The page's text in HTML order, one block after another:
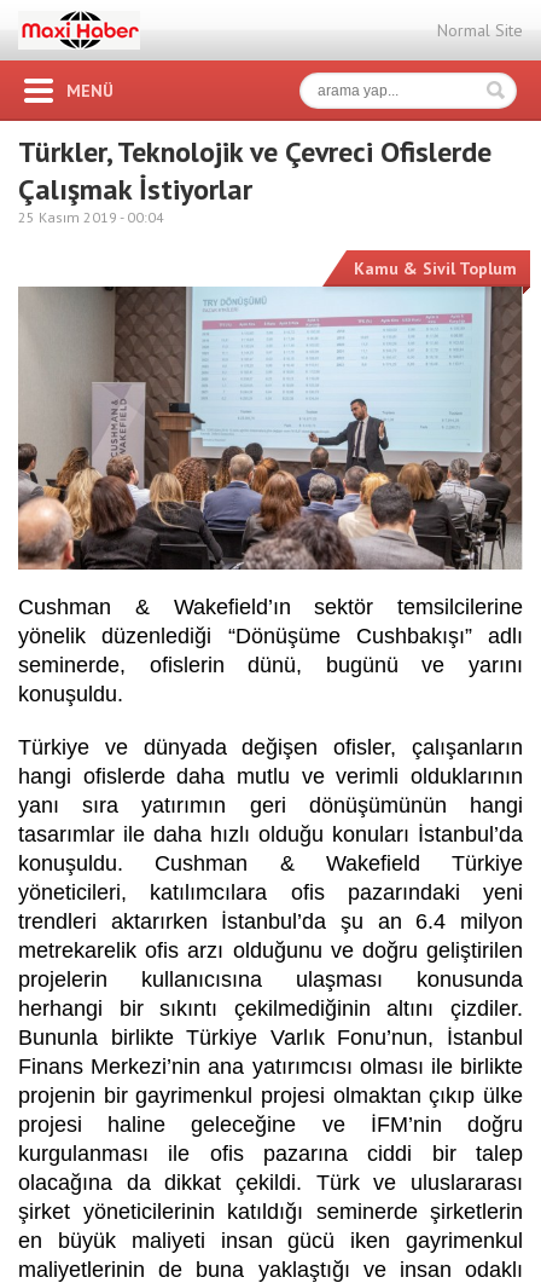
Normal Site
MENÜ
Türkler, Teknolojik ve Çevreci Ofislerde
Çalışmak İstiyorlar
25 Kasım 2019 - 00:04
Kamu & Sivil Toplum
Cushman & Wakefield’ın sektör temsilcilerine
yönelik düzenlediği “Dönüşüme Cushbakışı” adlı
seminerde, ofislerin dünü, bugünü ve yarını
konuşuldu.
Türkiye ve dünyada değişen ofisler, çalışanların
hangi ofislerde daha mutlu ve verimli olduklarının
yanı sıra yatırımın geri dönüşümünün hangi
tasarımlar ile daha hızlı olduğu konuları İstanbul’da
konuşuldu. Cushman & Wakefield Türkiye
yöneticileri, katılımcılara ofis pazarındaki yeni
trendleri aktarırken İstanbul’da şu an 6.4 milyon
metrekarelik ofis arzı olduğunu ve doğru geliştirilen
projelerin kullanıcısına ulaşması konusunda
herhangi bir sıkıntı çekilmediğinin altını çizdiler.
Bununla birlikte Türkiye Varlık Fonu’nun, İstanbul
Finans Merkezi’nin ana yatırımcısı olması ile birlikte
projenin bir gayrimenkul projesi olmaktan çıkıp ülke
projesi haline geleceğine ve İFM’nin doğru
kurgulanması ile ofis pazarına ciddi bir talep
olacağına da dikkat çekildi. Türk ve uluslararası
şirket yöneticilerinin katıldığı seminerde şirketlerin
en büyük maliyeti insan gücü iken gayrimenkul
maliyetlerinin de buna yaklaştığı ve insan odaklı